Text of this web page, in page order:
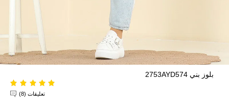
بلوز بني 2753AYD574
تعليقات (8)